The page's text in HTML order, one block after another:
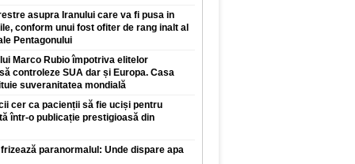
asupra Iranului care va fi pusa in
conform unui fost ofiter de rang inalt al
Pentagonului
Marco Rubio împotriva elitelor
controleze SUA dar și Europa. Casa
suveranitatea mondială
cer ca pacienții să fie uciși pentru
într-o publicație prestigioasă din
paranormalul: Unde dispare apa